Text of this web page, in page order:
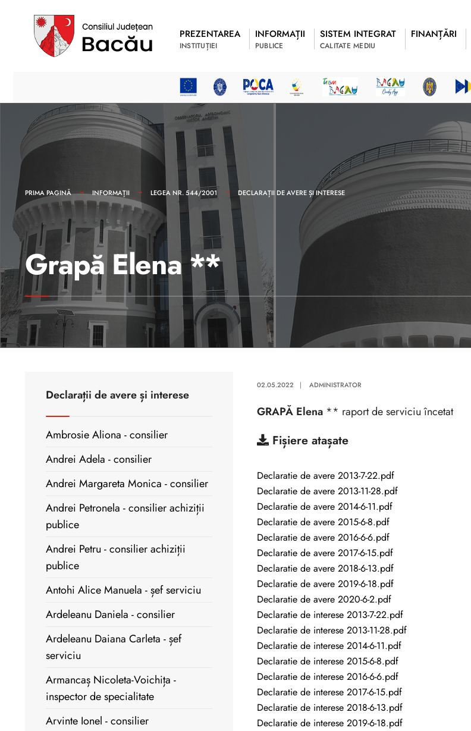
PREZENTAREA
INSTITUȚIEI
INFORMAȚII
PUBLICE
SISTEM INTEGRAT
CALITATE MEDIU
FINANȚĂRI
PRIMA PAGINĂ INFORMAȚII LEGEA NR. 544/2001 DECLARAȚII DE AVERE ȘI INTERESE
Grapă Elena **
02.05.2022 | ADMINISTRATOR
GRAPĂ Elena ** raport de serviciu încetat
Fișiere atașate
Declaratie de avere 2013-7-22.pdf
Declaratie de avere 2013-11-28.pdf
Declaratie de avere 2014-6-11.pdf
Declaratie de avere 2015-6-8.pdf
Declaratie de avere 2016-6-6.pdf
Declaratie de avere 2017-6-15.pdf
Declaratie de avere 2018-6-13.pdf
Declaratie de avere 2019-6-18.pdf
Declaratie de avere 2020-6-2.pdf
Declaratie de interese 2013-7-22.pdf
Declaratie de interese 2013-11-28.pdf
Declaratie de interese 2014-6-11.pdf
Declaratie de interese 2015-6-8.pdf
Declaratie de interese 2016-6-6.pdf
Declaratie de interese 2017-6-15.pdf
Declaratie de interese 2018-6-13.pdf
Declaratie de interese 2019-6-18.pdf
Declarații de avere și interese
Ambrosie Aliona - consilier
Andrei Adela - consilier
Andrei Margareta Monica - consilier
Andrei Petronela - consilier achiziții
publice
Andrei Petru - consilier achiziții
publice
Antohi Alice Manuela - șef serviciu
Ardeleanu Daniela - consilier
Ardeleanu Daiana Carleta - șef
serviciu
Armancaș Nicoleta-Voichița -
inspector de specialitate
Arvinte Ionel - consilier